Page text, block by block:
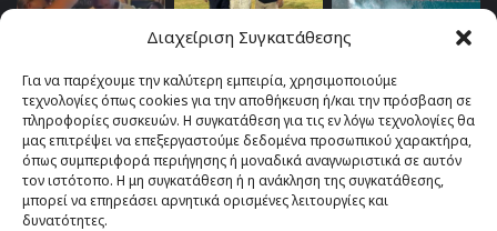
Διαχείριση Συγκατάθεσης
Για να παρέχουμε την καλύτερη εμπειρία, χρησιμοποιούμε
τεχνολογίες όπως cookies για την αποθήκευση ή/και την πρόσβαση σε
πληροφορίες συσκευών. Η συγκατάθεση για τις εν λόγω τεχνολογίες θα
μας επιτρέψει να επεξεργαστούμε δεδομένα προσωπικού χαρακτήρα,
όπως συμπεριφορά περιήγησης ή μοναδικά αναγνωριστικά σε αυτόν
τον ιστότοπο. Η μη συγκατάθεση ή η ανάκληση της συγκατάθεσης,
μπορεί να επηρεάσει αρνητικά ορισμένες λειτουργίες και
δυνατότητες.